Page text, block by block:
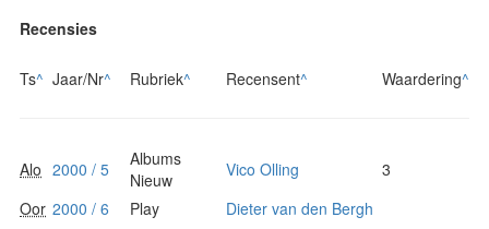
Recensies
Ts^ Jaar/Nr^ Rubriek^ Recensent^ Waardering^
Alo 2000 / 5
Albums
Nieuw
Vico Olling
3
Oor 2000 / 6 Play
Dieter van den Bergh